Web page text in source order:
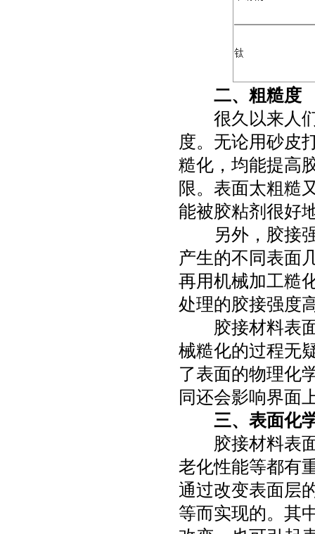
二、粗糙度
很久以来人
度。无论用砂皮
糙化，均能提高
限。表面太粗糙
能被胶粘剂很好
另外，胶接
产生的不同表面
再用机械加工糙
处理的胶接强度
胶接材料表
械糙化的过程无
了表面的物理化
同还会影响界面
三、表面化
胶接材料表
老化性能等都有
通过改变表面层
等而实现的。其